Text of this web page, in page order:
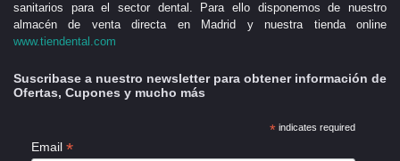
sanitarios para el sector dental. Para ello disponemos de nuestro
almacén de venta directa en Madrid y nuestra tienda online
www.tiendental.com
Suscribase a nuestro newsletter para obtener información de
Ofertas, Cupones y mucho más
*indicates required
Email *